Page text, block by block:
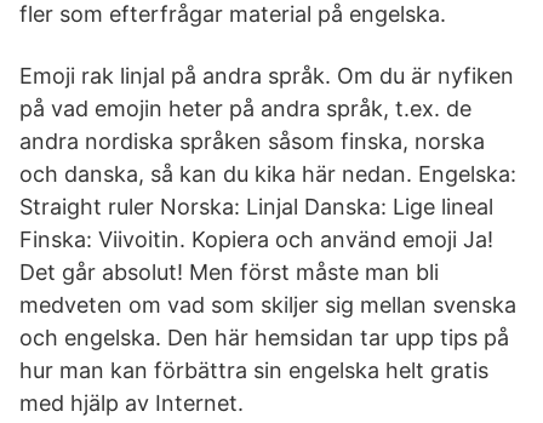
fler som efterfrågar material på engelska.
Emoji rak linjal på andra språk. Om du är nyfiken
på vad emojin heter på andra språk, t.ex. de
andra nordiska språken såsom finska, norska
och danska, så kan du kika här nedan. Engelska:
Straight ruler Norska: Linjal Danska: Lige lineal
Finska: Viivoitin. Kopiera och använd emoji Ja!
Det går absolut! Men först måste man bli
medveten om vad som skiljer sig mellan svenska
och engelska. Den här hemsidan tar upp tips på
hur man kan förbättra sin engelska helt gratis
med hjälp av Internet.